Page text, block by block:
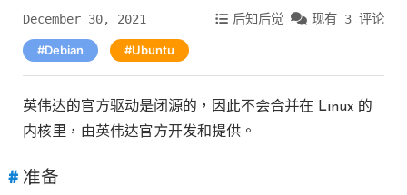
December 30, 2021 后知后觉 现有 3 评论
Debian Ubuntu
英伟达的官方驱动是闭源的，因此不会合并在 Linux 的
内核里，由英伟达官方开发和提供。
准备